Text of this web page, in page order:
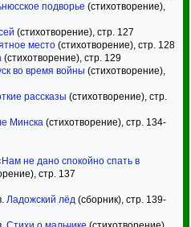
подворье (стихотворение),
(стихотворение), стр. 127
место (стихотворение), стр. 128
(стихотворение), стр. 129
во время войны (стихотворение),
рассказы (стихотворение), стр.
Минска (стихотворение), стр. 134-
не дано спокойно спать в
стр. 137
Ладожский лёд (сборник), стр. 139-